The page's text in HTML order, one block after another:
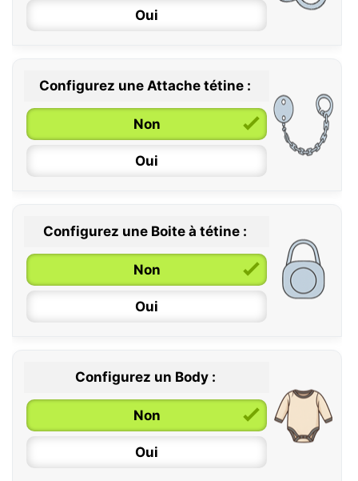
Oui
0 / 6 mois
6 / 36 mois
Configurez une Attache tétine :
Non
Oui
Configurez une Boite à tétine :
Non
Oui
Configurez un Body :
Non
Oui